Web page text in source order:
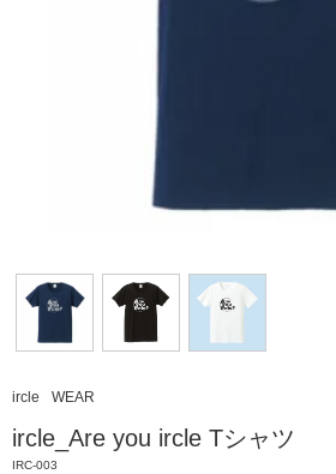
ircle WEAR
ircle_Are you ircle Tシャツ
IRC-003